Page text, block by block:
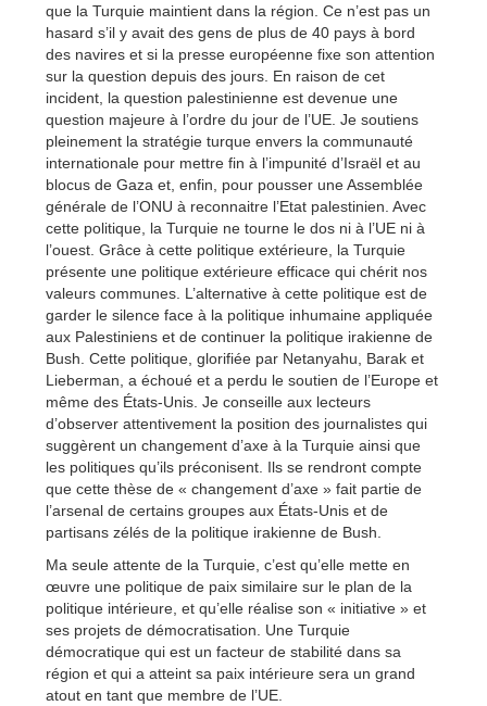
que la Turquie maintient dans la région. Ce n’est pas un
hasard s’il y avait des gens de plus de 40 pays à bord
des navires et si la presse européenne fixe son attention
sur la question depuis des jours. En raison de cet
incident, la question palestinienne est devenue une
question majeure à l’ordre du jour de l’UE. Je soutiens
pleinement la stratégie turque envers la communauté
internationale pour mettre fin à l’impunité d’Israël et au
blocus de Gaza et, enfin, pour pousser une Assemblée
générale de l’ONU à reconnaitre l’Etat palestinien. Avec
cette politique, la Turquie ne tourne le dos ni à l’UE ni à
l’ouest. Grâce à cette politique extérieure, la Turquie
présente une politique extérieure efficace qui chérit nos
valeurs communes. L’alternative à cette politique est de
garder le silence face à la politique inhumaine appliquée
aux Palestiniens et de continuer la politique irakienne de
Bush. Cette politique, glorifiée par Netanyahu, Barak et
Lieberman, a échoué et a perdu le soutien de l’Europe et
même des États-Unis. Je conseille aux lecteurs
d’observer attentivement la position des journalistes qui
suggèrent un changement d’axe à la Turquie ainsi que
les politiques qu’ils préconisent. Ils se rendront compte
que cette thèse de « changement d’axe » fait partie de
l’arsenal de certains groupes aux États-Unis et de
partisans zélés de la politique irakienne de Bush.
Ma seule attente de la Turquie, c’est qu’elle mette en
œuvre une politique de paix similaire sur le plan de la
politique intérieure, et qu’elle réalise son « initiative » et
ses projets de démocratisation. Une Turquie
démocratique qui est un facteur de stabilité dans sa
région et qui a atteint sa paix intérieure sera un grand
atout en tant que membre de l’UE.